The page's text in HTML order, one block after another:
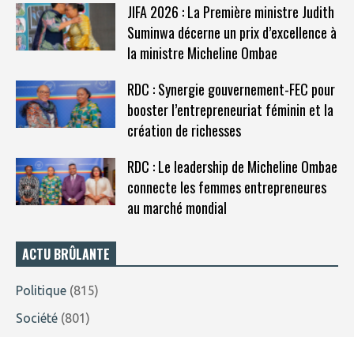
JIFA 2026 : La Première ministre Judith
Suminwa décerne un prix d’excellence à
la ministre Micheline Ombae
RDC : Synergie gouvernement-FEC pour
booster l’entrepreneuriat féminin et la
création de richesses
RDC : Le leadership de Micheline Ombae
connecte les femmes entrepreneures
au marché mondial
ACTU BRÛLANTE
Politique (815)
Société (801)